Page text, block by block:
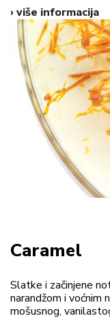
› više informacija
Caramel
Slatke i začinjene
narandžom i voćnim
mošusnog,